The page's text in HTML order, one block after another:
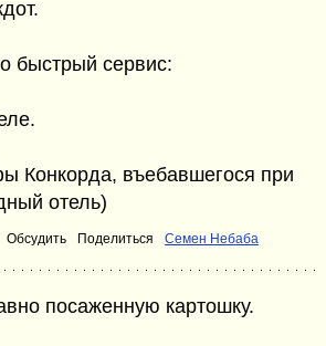
быстрый сервис:
Конкорда, въебавшегося при
отель)
Обсудить Поделиться Семен Небаба
посаженную картошку.